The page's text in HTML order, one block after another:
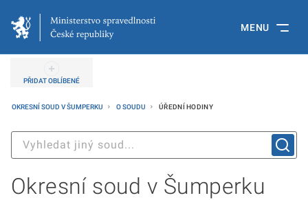
MENU
PŘIDAT OBLÍBENÉ
OKRESNÍ SOUD V ŠUMPERKU O SOUDU ÚŘEDNÍ HODINY
Okresní soud v Šumperku